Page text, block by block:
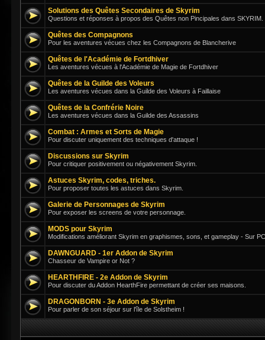
Solutions des Quêtes Secondaires de Skyrim
Questions et réponses à propos des Quêtes non Pincipales dans SKYRIM.
Quêtes des Compagnons
Pour les aventures vécues chez les Compagnons de Blancherive
Quêtes de l'Académie de Fortdhiver
Les aventures vécues à l'Académie de Magie de Fortdhiver
Quêtes de la Guilde des Voleurs
Les aventures vécues dans la Guilde des Voleurs à Faillaise
Quêtes de la Confrérie Noire
Les aventures vécues dans la Guilde des Assassins
Combat : Armes et Sorts de Magie
Pour discuter uniquement des techniques d'attaque !
Discussions sur Skyrim
Pour critiquer positivement ou négativement Skyrim.
Astuces Skyrim, codes, triches.
Pour proposer toutes les astuces dans Skyrim.
Galerie de Personnages de Skyrim
Pour exposer les screens de votre personnage.
MODS pour Skyrim
Modifications améliorant Skyrim en graphismes, sons, et gameplay - Sur
DAWNGUARD - 1er Addon de Skyrim
Chasseur de Vampire or Not ?
HEARTHFIRE - 2e Addon de Skyrim
Pour discuter du Addon HearthFire permettant de créer ses maisons.
DRAGONBORN - 3e Addon de Skyrim
Pour parler de son séjour sur l'île de Solstheim !